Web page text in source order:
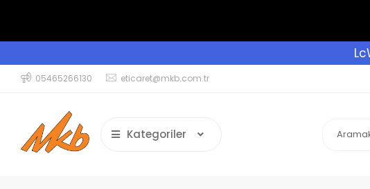
05465266130 eticaret@mkb.com.tr
Kategoriler